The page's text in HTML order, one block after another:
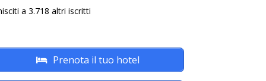
a 3.718 altri iscritti
Prenota il tuo hotel